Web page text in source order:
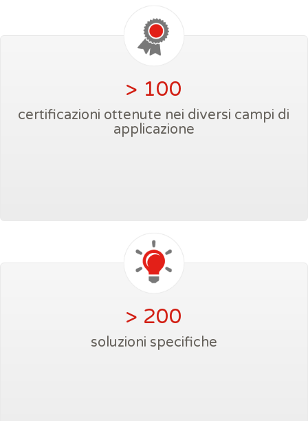
> 100
certificazioni ottenute nei diversi campi di
applicazione
> 200
soluzioni specifiche